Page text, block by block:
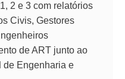
2 e 3 com relatórios
Civis, Gestores
de ART junto ao
de Engenharia e